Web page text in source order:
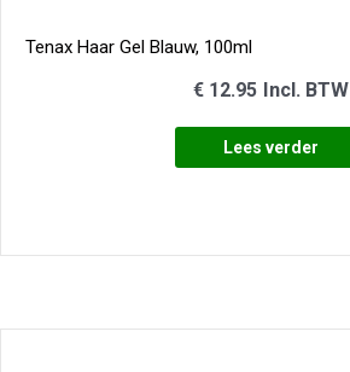
Tenax Haar Gel Blauw, 100ml
€12.95 Incl. BTW
Lees verder